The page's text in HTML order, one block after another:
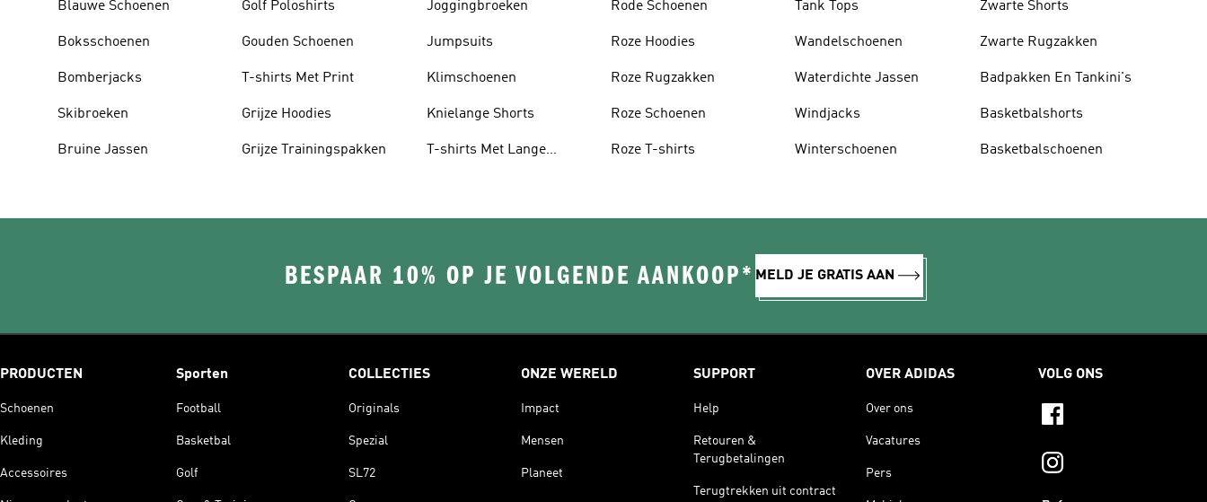
Blauwe Schoenen
Boksschoenen
Bomberjacks
Skibroeken
Bruine Jassen
Golf Poloshirts
Gouden Schoenen
T-shirts Met Print
Grijze Hoodies
Grijze Trainingspakken
Joggingbroeken
Jumpsuits
Klimschoenen
Knielange Shorts
T-shirts Met Lange
Rode Schoenen
Roze Hoodies
Roze Rugzakken
Roze Schoenen
Roze T-shirts
Tank Tops
Wandelschoenen
Waterdichte Jassen
Windjacks
Winterschoenen
Zwarte Shorts
Zwarte Rugzakken
Badpakken En Tankini's
Basketbalshorts
Basketbalschoenen
BESPAAR 10% OP JE VOLGENDE AANKOOP* MELD JE GRATIS AAN
PRODUCTEN
Schoenen
Kleding
Accessoires
Sporten
Football
Basketbal
Golf
COLLECTIES
Originals
Spezial
SL72
ONZE WERELD
Impact
Mensen
Planeet
SUPPORT
Help
Retouren &
Terugbetalingen
Terugtrekken uit contract
OVER ADIDAS
Over ons
Vacatures
Pers
VOLG ONS